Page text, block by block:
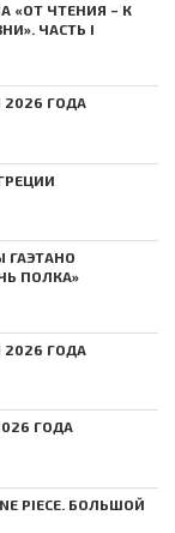
«ОТ ЧТЕНИЯ – К
ЧАСТЬ I
ГОДА
ГАЭТАНО
ПОЛКА»
ГОДА
ГОДА
PIECE. БОЛЬШОЙ